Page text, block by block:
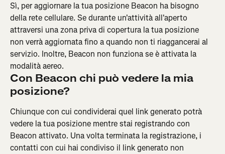
Sì, per aggiornare la tua posizione Beacon ha bisogno
della rete cellulare. Se durante un'attività all'aperto
attraversi una zona priva di copertura la tua posizione
non verrà aggiornata fino a quando non ti riaggancerai al
servizio. Inoltre, Beacon non funziona se è attivata la
modalità aereo.
Con Beacon chi può vedere la mia
posizione?
Chiunque con cui condividerai quel link generato potrà
vedere la tua posizione mentre stai registrando con
Beacon attivato. Una volta terminata la registrazione, i
contatti con cui hai condiviso il link generato non